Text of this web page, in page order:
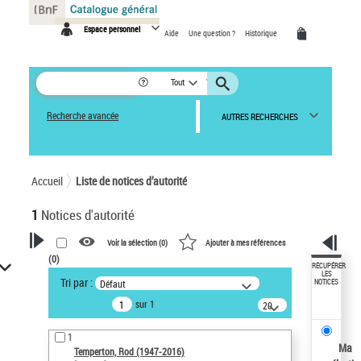
Espace personnel Aide Une question ? Historique
Tout
Recherche avancée AUTRES RECHERCHES
Accueil Liste de notices d’autorité
1 Notices d'autorité
VOTRE RECHERCHE
Recherche avancée dans les
notices d’autorité
Œuvres liées à l'auteur :
Temperton, Rod (1947-2016)
Voir la sélection (0) Ajouter à mes références
(0)
Tri par : Défaut
sur 1
20
résultats/page
1
Temperton, Rod (1947-2016)
RÉCUPÉRER
LES
NOTICES
Ma
Panneau de gestion des cookies